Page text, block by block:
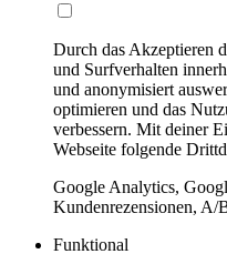
Durch das Akzeptieren
und Surfverhalten
und anonymisiert
optimieren und das
verbessern. Mit deiner
Webseite folgende
Google Analytics,
Kundenrezensionen, A/
Funktional